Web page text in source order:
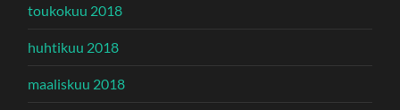
toukokuu 2018
huhtikuu 2018
maaliskuu 2018